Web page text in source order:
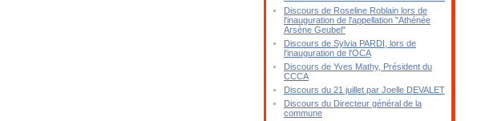
Discours de Roseline Roblain lors de
l'inauguration de l'appellation "Athénée
Arsène Geubel"
Discours de Sylvia PARDI, lors de
l'inauguration de l'OCA
Discours de Yves Mathy, Président du
CCCA
Discours du 21 juillet par Joelle DEVALET
Discours du Directeur général de la
commune